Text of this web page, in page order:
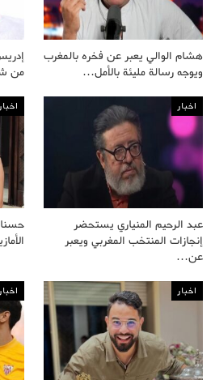
هشام الوالي يعبر عن فخره بالمغرب
ويوجه رسالة مليئة بالأمل…
من
اخبار
عبد الرحيم المنياري يستحضر
إنجازات المنتخب المغربي ويعبر
عن…
اخبار